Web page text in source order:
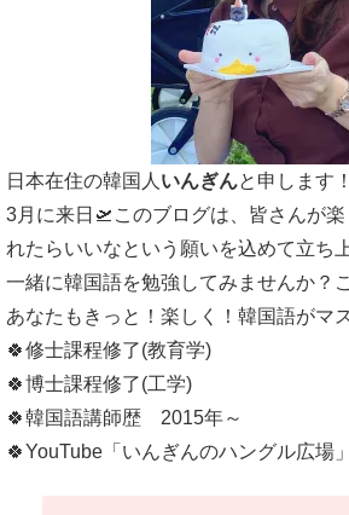
日本在住の韓国人 いんぎんと申します
3月に来日🛫このブログは、皆さんが
れたらいいなという願いを込めて立ち
一緒に韓国語を勉強してみませんか？
あなたもきっと！楽しく！韓国語がマ
🍀修士課程修了(教育学)
🍀博士課程修了(工学)
🍀韓国語講師歴 2015年～
🍀YouTube「いんぎんのハングル広場